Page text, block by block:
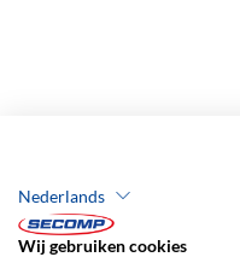
Nederlands
Wij gebruiken cookies